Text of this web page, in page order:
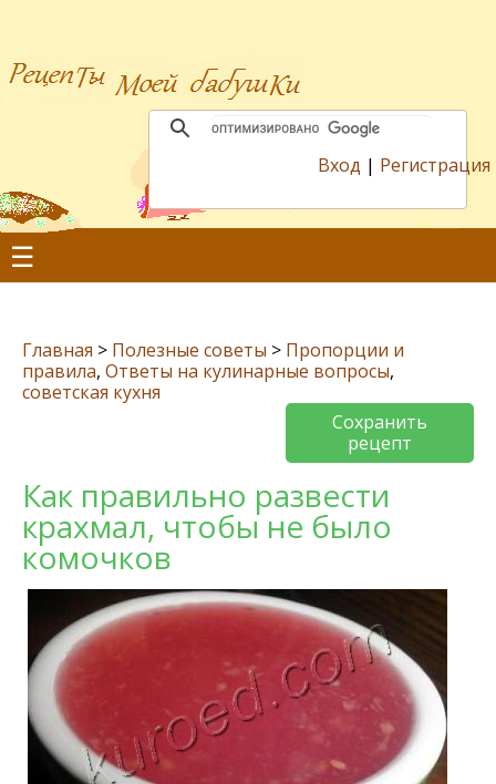
Вход | Регистрация
☰
Главная > Полезные советы > Пропорции и
правила, Ответы на кулинарные вопросы,
советская кухня
Сохранить
рецепт
Как правильно развести
крахмал, чтобы не было
комочков